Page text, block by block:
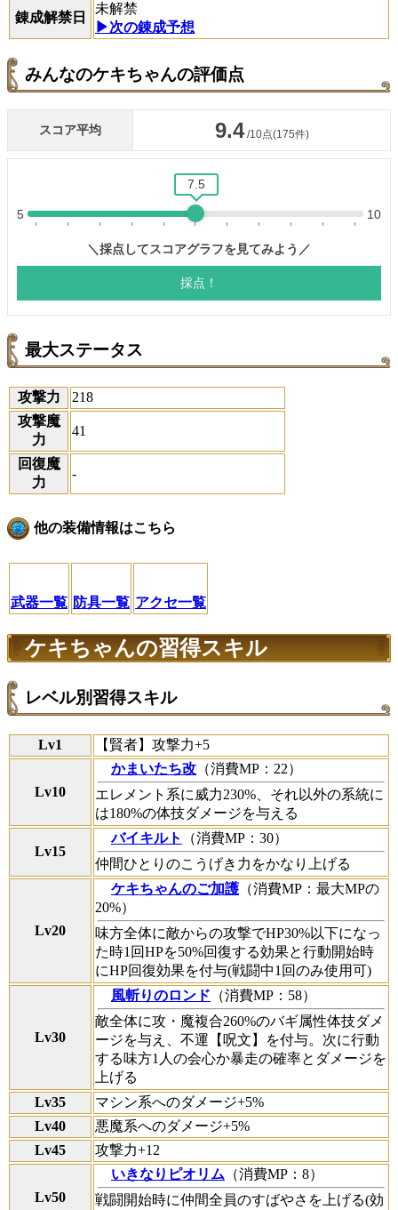
錬成解禁日
未解禁
▶次の錬成予想
みんなのケキちゃんの評価点
最大ステータス
攻撃力
218
攻撃魔
力
41
回復魔
力
-
他の装備情報はこちら
武器一覧 防具一覧 アクセ一覧
ケキちゃんの習得スキル
レベル別習得スキル
Lv1 【賢者】攻撃力+5
Lv10
かまいたち改 （消費MP：22）
エレメント系に威力230%、それ以外の系統に
は180%の体技ダメージを与える
Lv15
バイキルト
（消費MP：30）
仲間ひとりのこうげき力をかなり上げる
Lv20
ケキちゃんのご加護 （消費MP：最大MPの
20%）
味方全体に敵からの攻撃でHP30%以下になっ
た時1回HPを50%回復する効果と行動開始時
にHP回復効果を付与(戦闘中1回のみ使用可)
Lv30
風斬りのロンド （消費MP：58）
敵全体に攻・魔複合260%のバギ属性体技ダメ
ージを与え、不運【呪文】を付与。次に行動
する味方1人の会心か暴走の確率とダメージを
上げる
Lv35
マシン系へのダメージ+5%
Lv40
悪魔系へのダメージ+5%
Lv45
攻撃力+12
Lv50
いきなりピオリム （消費MP：8）
戦闘開始時に仲間全員のすばやさを上げる(効